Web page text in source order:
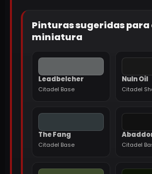
Pinturas sugeridas para
miniatura
Leadbelcher
Citadel Base
Nuln Oil
Citadel
The Fang
Citadel Base Citadel